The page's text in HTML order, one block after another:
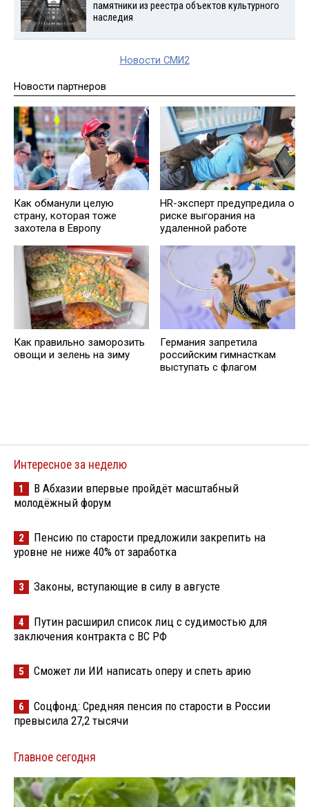
памятники из реестра объектов культурного
наследия
Новости СМИ2
Новости партнеров
Как обманули целую
страну, которая тоже
захотела в Европу
HR-эксперт предупредила о
риске выгорания на
удаленной работе
Как правильно заморозить
овощи и зелень на зиму
Германия запретила
российским гимнасткам
выступать с флагом
Интересное за неделю
1
В Абхазии впервые пройдёт масштабный
молодёжный форум
2
Пенсию по старости предложили закрепить на
уровне не ниже 40% от заработка
3 Законы, вступающие в силу в августе
4
Путин расширил список лиц с судимостью для
заключения контракта с ВС РФ
5 Сможет ли ИИ написать оперу и спеть арию
6
Соцфонд: Средняя пенсия по старости в России
превысила 27,2 тысячи
Главное сегодня